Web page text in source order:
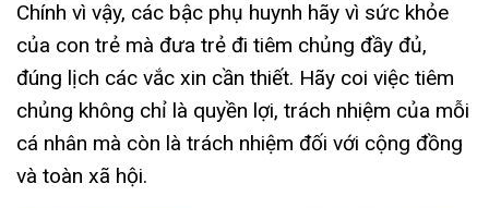
Chính vì vậy, các bậc phụ huynh hãy vì sức khỏe
của con trẻ mà đưa trẻ đi tiêm chủng đầy đủ,
đúng lịch các vắc xin cần thiết. Hãy coi việc tiêm
chủng không chỉ là quyền lợi, trách nhiệm của mỗi
cá nhân mà còn là trách nhiệm đối với cộng đồng
và toàn xã hội.